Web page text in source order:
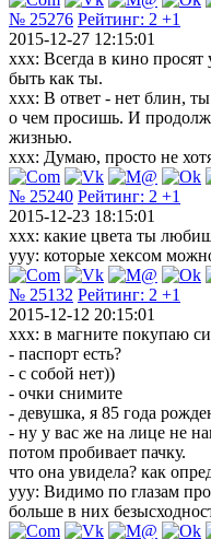
№ 25276 Рейтинг: 2 +1
2015-12-27 12:15:01
xxx: Всегда в кино
быть как ты.
xxx: В ответ - нет блин,
о чем просишь. И
жизнью.
xxx: Думаю, просто не
№ 25240 Рейтинг: 2 +1
2015-12-23 18:15:01
xxx: какие цвета ты
yyy: которые хексом
№ 25132 Рейтинг: 2 +1
2015-12-12 20:15:01
xxx: в магните покупаю
- паспорт есть?
- с собой нет))
- очки снимите
- девушка, я 85 года
- ну у вас же на лице не
потом пробивает пачку.
что она увидела? как
yyy: Видимо по глазам
больше в них